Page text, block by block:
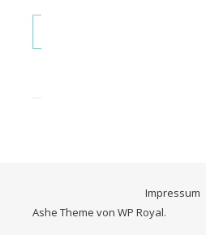
Impressum
Ashe Theme von WP Royal.